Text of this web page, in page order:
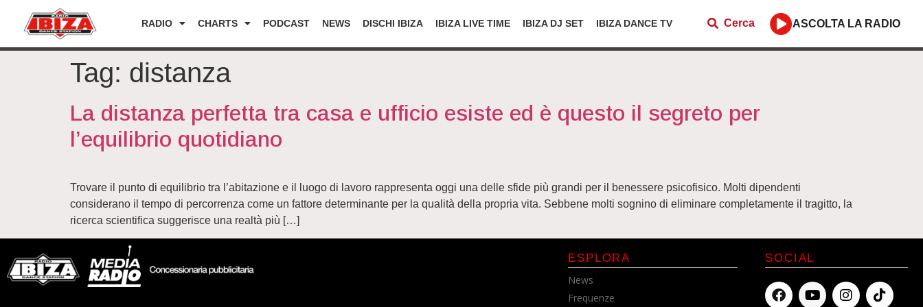
RADIO CHARTS PODCAST NEWS DISCHI IBIZA IBIZA LIVE TIME IBIZA DJ SET IBIZA DANCE TV Cerca ASCOLTA LA RADIO
Tag: distanza
La distanza perfetta tra casa e ufficio esiste ed è questo il segreto per
l’equilibrio quotidiano
Trovare il punto di equilibrio tra l’abitazione e il luogo di lavoro rappresenta oggi una delle sfide più grandi per il benessere psicofisico. Molti dipendenti
considerano il tempo di percorrenza come un fattore determinante per la qualità della propria vita. Sebbene molti sognino di eliminare completamente il tragitto, la
ricerca scientifica suggerisce una realtà più […]
ESPLORA
News
Frequenze
SOCIAL